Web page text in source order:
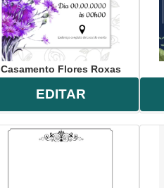
Casamento Flores Roxas
EDITAR